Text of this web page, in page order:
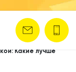
Какие лучше